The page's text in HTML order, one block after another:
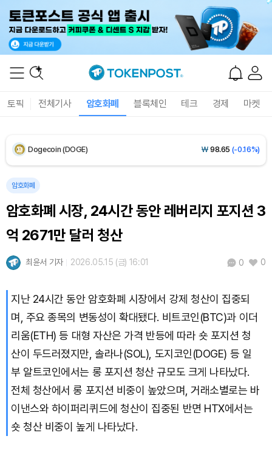
토픽 전체기사 암호화폐 블록체인 테크 경제 마켓
Solana (SOL) ₩108,409(+0.89%)
Bitcoin (BTC) 91,826,446(+0.57%)
암호화폐
암호화폐 시장, 24시간 동안 레버리지 포지션 3
억 2671만 달러 청산
최윤서 기자 2026.05.15 (금) 16:01 0 0
지난 24시간 동안 암호화폐 시장에서 강제 청산이 집중되
며, 주요 종목의 변동성이 확대됐다. 비트코인(BTC)과 이더
리움(ETH) 등 대형 자산은 가격 반등에 따라 숏 포지션 청
산이 두드러졌지만, 솔라나(SOL), 도지코인(DOGE) 등 일
부 알트코인에서는 롱 포지션 청산 규모도 크게 나타났다.
전체 청산에서 롱 포지션 비중이 높았으며, 거래소별로는 바
이낸스와 하이퍼리퀴드에 청산이 집중된 반면 HTX에서는
숏 청산 비중이 높게 나타났다.